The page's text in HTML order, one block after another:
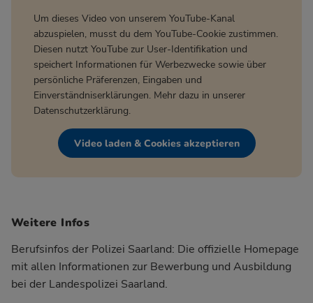
Um dieses Video von unserem YouTube-Kanal
abzuspielen, musst du dem YouTube-Cookie zustimmen.
Diesen nutzt YouTube zur User-Identifikation und
speichert Informationen für Werbezwecke sowie über
persönliche Präferenzen, Eingaben und
Einverständniserklärungen. Mehr dazu in unserer
Datenschutzerklärung.
Video laden & Cookies akzeptieren
Weitere Infos
Berufsinfos der Polizei Saarland: Die offizielle Homepage
mit allen Informationen zur Bewerbung und Ausbildung
bei der Landespolizei Saarland.